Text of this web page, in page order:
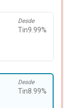
Desde
Tin9.99%
Desde
Tin8.99%